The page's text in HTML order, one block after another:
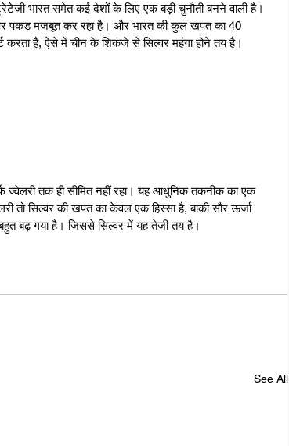
भारत समेत कई देशों के लिए एक बड़ी चुनौती बनने वाली है।
पर पकड़ मजबूत कर रहा है। और भारत की कुल खपत का 40
करता है, ऐसे में चीन के शिकंजे से सिल्वर महंगा होने तय है।
ज्वेलरी तक ही सीमित नहीं रहा। यह आधुनिक तकनीक का एक
तो सिल्वर की खपत का केवल एक हिस्सा है, बाकी सौर ऊर्जा
बढ़ गया है। जिससे सिल्वर में यह तेजी तय है।
See All